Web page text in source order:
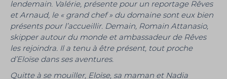
lendemain. Valérie, présente pour un reportage Rêves
et Arnaud, le « grand chef » du domaine sont eux bien
présents pour l’accueillir. Demain, Romain Attanasio,
skipper autour du monde et ambassadeur de Rêves
les rejoindra. Il a tenu à être présent, tout proche
d’Eloïse dans ses aventures.
Quitte à se mouiller, Eloïse, sa maman et Nadia